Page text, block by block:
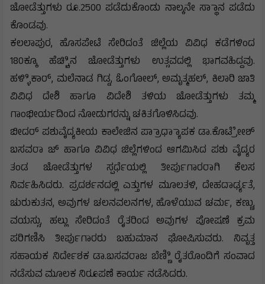
ಜೋಡೆತ್ತುಗಳು ರೂ.2500 ಪಡೆದುಕೊಂಡು ನಾಲ್ಕನೇ ಸ್ಥಾಾನ ಪಡೆದು
ಕೊಂಡವು.
ಕಲಲಾಪುರ, ಹೊಸಪೇಟೆ ಸೇರಿದಂತೆ ಜಿಲ್ಲೆಯ ವಿವಿಧ ಕಡೆಗಳಿಂದ
180ಕ್ಕೂ ಹೆಚ್ಚಿಿನ ಜೋಡೆತ್ತುಗಳು ಉತ್ಸವದಲ್ಲಿ ಭಾಗವಹಿದ್ದವು.
ಹಳ್ಳಿಿಕಾರ್, ಮಲೆನಾಡ ಗಿಡ್ಡ, ಓಂಗೋಲ್, ಅಮೃತ್ಮಹಲ್, ಕಿಲಾರಿ ಜಾತಿ
ವಿವಿಧ ದೇಶಿ ಹಾಗೂ ವಿದೇಶಿ ತಳಿಯ ಜೋಡೆತ್ತುಗಳು ತಮ್ಮ
ಗಾಂಭೀರ್ಯದಿಂದ ನೋಡುಗರನ್ನು ಚಕಿತಗೊಳಿಸಿದವು.
ಬೀದರ್ ಪಶುವೈದ್ಯಕೀಯ ಕಾಲೇಜಿನ ಪ್ರಾಾಧ್ಯಾಾಪಕ ಡಾ.ಕೊಟ್ರೇೇಶ್
ಬಸವರಾ ಜ್ ಹಾಗೂ ವಿವಿಧ ಜಿಲ್ಲೆಗಳಿಂದ ಆಗಮಿಸಿದ ಪಶು ವೈದ್ಯರ
ತಂಡ ಜೋಡೆತ್ತುಗಳ ಸ್ಪರ್ಧೆಯಲ್ಲಿ ತೀರ್ಪುಗಾರರಾಗಿ ಕೆಲಸ
ನಿರ್ವಹಿಸಿದರು. ಪ್ರದರ್ಶನದಲ್ಲಿ ಎತ್ತುಗಳ ಮೂಲತಳಿ, ದೇಹದಾರ್ಢ್ಯತೆ,
ಚುರುಕುತನ, ಅವುಗಳ ಚಲನವಲನಗಳ, ಹೊಳೆಯುವ ಚರ್ಮ, ಕಣ್ಣು,
ವಯಸ್ಸು, ಹಲ್ಲು ಸೇರಿದಂತೆ ರೈತರಿಂದ ಅವುಗಳ ಪೋಷಣೆ ಕ್ರಮ
ಪರಿಗಣಿಸಿ ತೀರ್ಪುಗಾರರು ಬಹುಮಾನ ಘೋಷಿಸುವರು. ನಿವೃತ್ತ
ಸಹಾಯಕ ನಿರ್ದೇಶಕ ಡಾ.ಬಸವರಾಜ ಬೆಣ್ಣಿಿ ರೈತರೊಂದಿಗೆ ಸಂವಾದ
ನಡೆಸುವ ಮೂಲಕ ನಿರೂಪಣೆ ಕಾರ್ಯ ನಡೆಸಿದರು.